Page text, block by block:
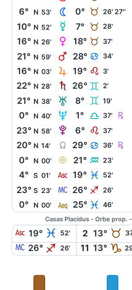
6° N 53' N 0° B 26' 27''
10° N 52' O 7° B 28'
16° N 26' P 18° B 37'
21° N 59' Q 28° D 34'
16° N 03' R 19° E 3'
22° N 28' S 26° C 2'
21° N 38' T 8° C 19'
0° N 40' U 1° G 37' Ç
23° N 58' V 6° E 37'
20° N 14' Y 29° D 36' Ç
0° N 00' È 21° K 23'
4° S 01' W 19° L 52'
23° S 23' X 26° I 26'
0° N 00' l 25° L 46'
Casas Placidus - Orbe prop.
W 19° L 52' 2 13° B
X 26° I 26' 11 13° J